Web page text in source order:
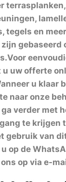
tegels en
gebaseerd
uw offerte
u klaar
naar onze
verder met
te krijgen
gebruik van
op de
op via e-